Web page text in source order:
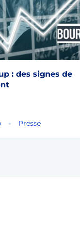
: des signes de
Presse